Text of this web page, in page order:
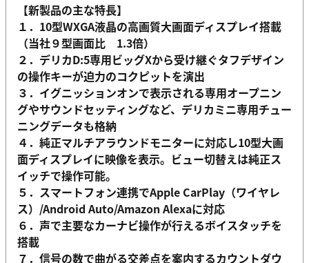
【新製品の主な特長】
１．10型WXGA液晶の高画質大画面ディスプレイ搭載
（当社９型画面比 1.3倍）
２．デリカD:5専用ビッグXから受け継ぐタフデザイン
の操作キーが迫力のコクピットを演出
３．イグニッションオンで表示される専用オープニン
グやサウンドセッティングなど、デリカミニ専用チュー
ニングデータも格納
４．純正マルチアラウンドモニターに対応し10型大画
面ディスプレイに映像を表示。ビュー切替えは純正ス
イッチで操作可能。
５．スマートフォン連携でApple CarPlay（ワイヤレ
ス）/Android Auto/Amazon Alexaに対応
６．声で主要なカーナビ操作が行えるボイスタッチを
搭載
７．信号の数で曲がる交差点を案内するカウントダウ